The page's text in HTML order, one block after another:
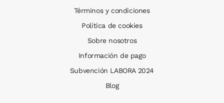
Términos y condiciones
Política de cookies
Sobre nosotros
Información de pago
Subvención LABORA 2024
Blog